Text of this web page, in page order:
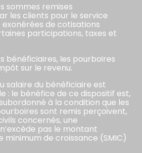
sommes remises
les clients pour le service
de cotisations
participations, taxes et
bénéficiaires, les pourboires
sur le revenu.
salaire du bénéficiaire est
: le bénéfice de ce dispositif est,
à la condition que les
sont remis perçoivent,
concernés, une
pas le montant
minimum de croissance (SMIC)